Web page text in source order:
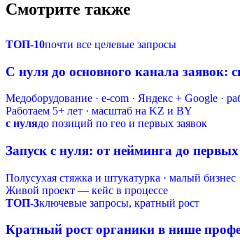
Смотрите также
ТОП-10почти все целевые запросы
С нуля до основного канала заявок:
Медоборудование · e-com · Яндекс + Google ·
Работаем 5+ лет · масштаб на KZ и BY
с нулядо позиций по гео и первых заявок
Запуск с нуля: от нейминга до
Полусухая стяжка и штукатурка · малый
Живой проект — кейс в процессе
ТОП-3ключевые запросы, кратный рост
Кратный рост органики в нише